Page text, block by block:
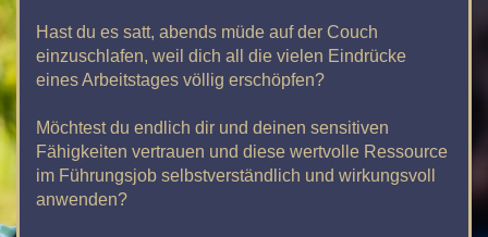
Hast du es satt, abends müde auf der Couch
einzuschlafen, weil dich all die vielen Eindrücke
eines Arbeitstages völlig erschöpfen?
Möchtest du endlich dir und deinen sensitiven
Fähigkeiten vertrauen und diese wertvolle Ressource
im Führungsjob selbstverständlich und wirkungsvoll
anwenden?